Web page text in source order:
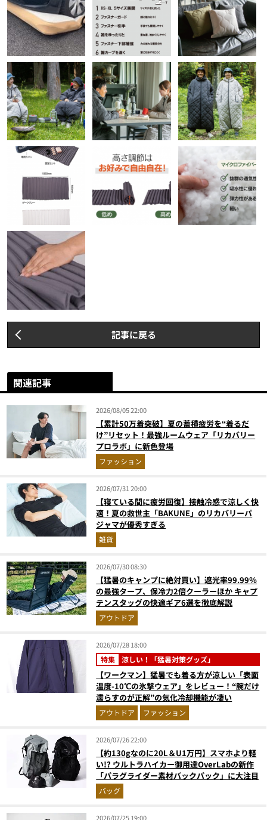
記事に戻る
関連記事
2026/08/05 22:00
【累計50万着突破】夏の蓄積疲労を“着るだ
け”リセット！最強ルームウェア「リカバリー
プロラボ」に新色登場
ファッション
2026/07/31 20:00
【寝ている間に疲労回復】接触冷感で涼しく快
適！夏の救世主「BAKUNE」のリカバリーパ
ジャマが優秀すぎる
雑貨
2026/07/30 08:30
【猛暑のキャンプに絶対買い】遮光率99.99％
の最強タープ、保冷力2倍クーラーほか キャプ
テンスタッグの快適ギア6選を徹底解説
アウトドア
2026/07/28 18:00
特集 涼しい！「猛暑対策グッズ」
【ワークマン】猛暑でも着る方が涼しい「表面
温度-10℃の氷撃ウェア」をレビュー！“腕だけ
濡らすのが正解”の気化冷却機能が凄い
アウトドア ファッション
2026/07/26 22:00
【約130gなのに20L＆U1万円】スマホより軽
い!? ウルトラハイカー御用達OverLabの新作
「パラグライダー素材バックパック」に大注目
バッグ
2026/07/25 19:00